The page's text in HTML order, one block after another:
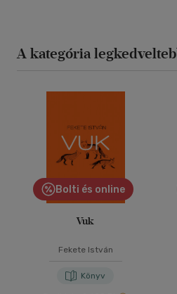
A kategória
Bolti és online
Vuk
Fekete István
Könyv